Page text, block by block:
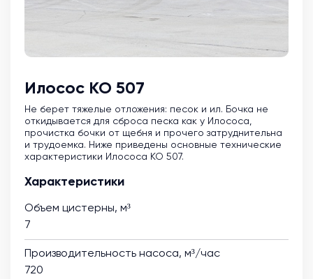
Илосос КО 507
Не берет тяжелые отложения: песок и ил. Бочка не
откидывается для сброса песка как у Илососа,
прочистка бочки от щебня и прочего затруднительна
и трудоемка. Ниже приведены основные технические
характеристики Илососа КО 507.
Характеристики
Объем цистерны, м³
7
Производительность насоса, м³/час
720